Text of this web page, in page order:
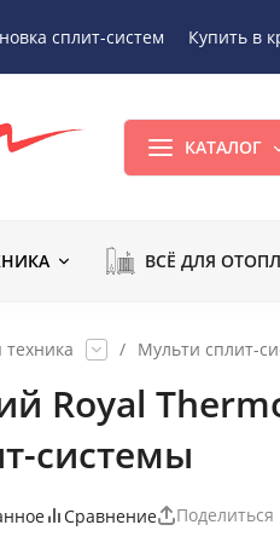
сплит-систем Купить в
КАТАЛОГ
ВСЁ ДЛЯ
/ Мульти сплит-
Royal
системы
Сравнение Поделиться